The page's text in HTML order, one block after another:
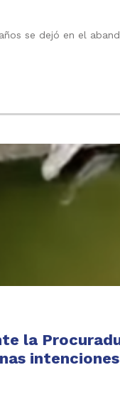
se dejó en el
la